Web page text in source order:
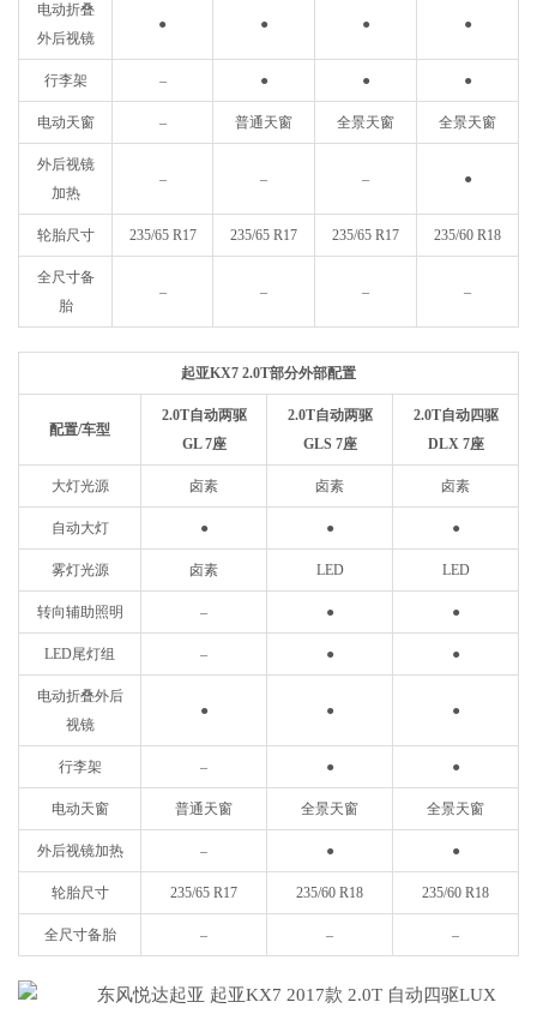
电动折叠
外后视镜
● ● ● ●
行李架 – ● ● ●
电动天窗 – 普通天窗 全景天窗 全景天窗
外后视镜
加热
– – – ●
轮胎尺寸 235/65 R17 235/65 R17 235/65 R17 235/60 R18
全尺寸备
胎
– – – –
起亚KX7 2.0T部分外部配置
配置/车型
2.0T自动两驱
GL 7座
2.0T自动两驱
GLS 7座
2.0T自动四驱
DLX 7座
大灯光源 卤素 卤素 卤素
自动大灯 ● ● ●
雾灯光源 卤素 LED LED
转向辅助照明 – ● ●
LED尾灯组 – ● ●
电动折叠外后
视镜
● ● ●
行李架 – ● ●
电动天窗 普通天窗 全景天窗 全景天窗
外后视镜加热 – ● ●
轮胎尺寸 235/65 R17 235/60 R18 235/60 R18
全尺寸备胎 – – –